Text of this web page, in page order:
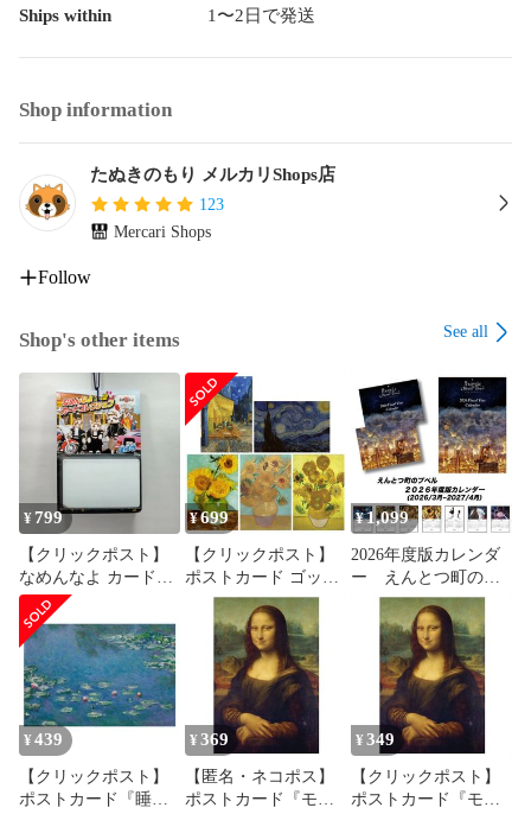
Ships within 1〜2日で発送
Shop information
たぬきのもり メルカリShops店
123
Mercari Shops
Follow
Shop's other items See all
¥ 799
【クリックポスト】
なめんなよ カードコ
レクション2（1セッ
ト）エンスカイ
¥699
【クリックポスト】
ポストカード ゴッホ
5枚セット
¥1,099
2026年度版カレンダ
ー えんとつ町のプ
ペル 壁掛け
¥ 439
【クリックポスト】
ポストカード『睡
¥ 369
【匿名・ネコポス】
ポストカード『モナ
¥ 349
【クリックポスト】
ポストカード『モナ